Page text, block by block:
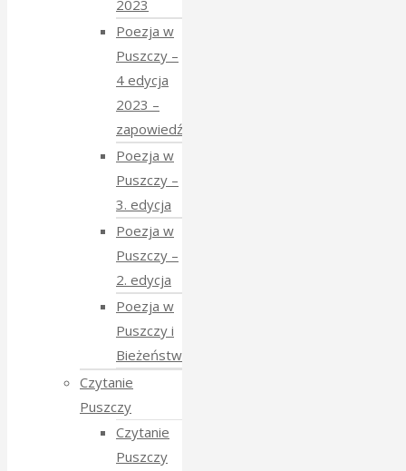
2023
Poezja w
Puszczy –
4 edycja
2023 –
zapowiedź
Poezja w
Puszczy –
3. edycja
Poezja w
Puszczy –
2. edycja
Poezja w
Puszczy i
Bieżeństwo
Czytanie
Puszczy
Czytanie
Puszczy